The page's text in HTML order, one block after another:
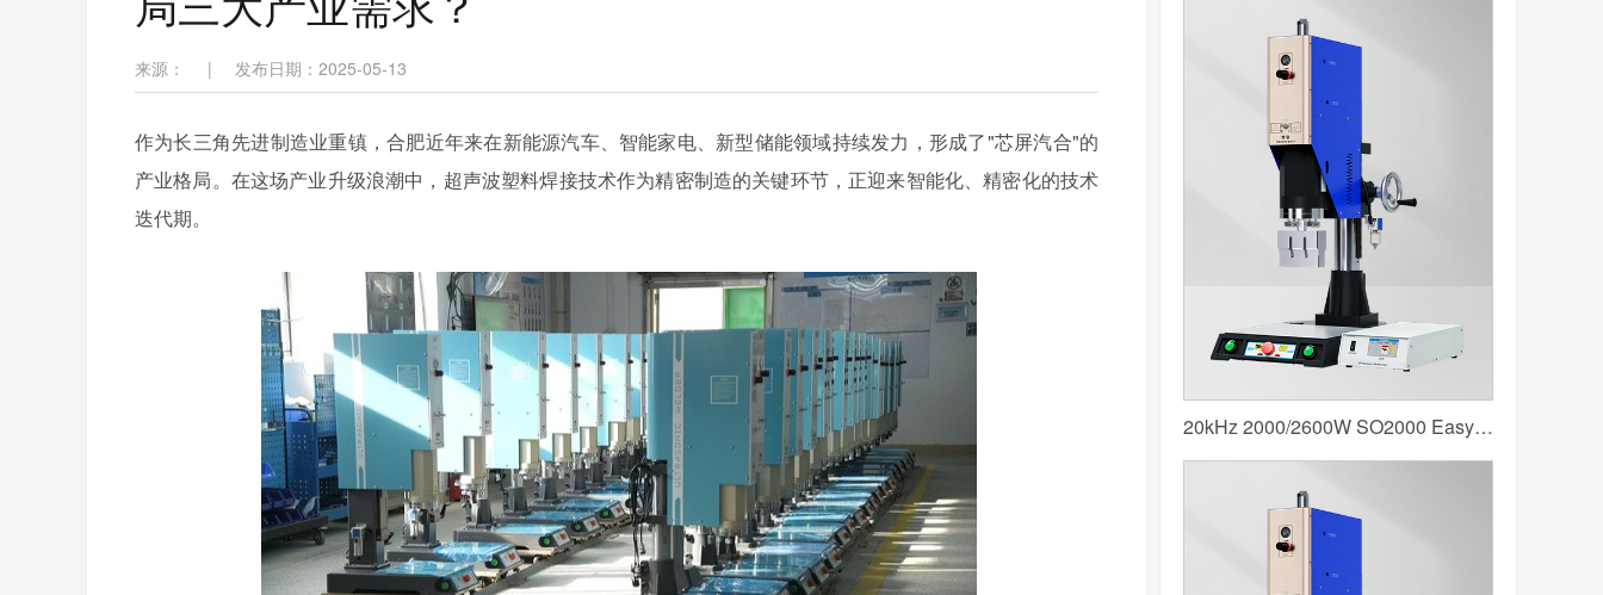
来源： | 发布日期：2025-05-13
作为长三角先进制造业重镇，合肥近年来在新能源汽车、智能家电、新型储能领域持续发力，形成了"芯屏汽合"的
产业格局。在这场产业升级浪潮中，超声波塑料焊接技术作为精密制造的关键环节，正迎来智能化、精密化的技术
迭代期。
20kHz 2000/2600W SO2000 Easy 声峰超声波焊接机 数字 圆立柱 蓝